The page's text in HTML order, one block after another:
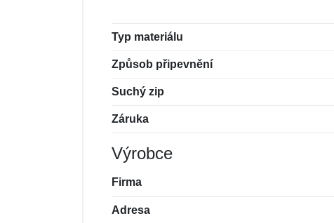
Typ materiálu
Způsob připevnění
Suchý zip
Záruka
Výrobce
Firma
Adresa